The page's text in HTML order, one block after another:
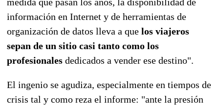
información en Internet y de herramientas de
organización de datos lleva a que los viajeros
sepan de un sitio casi tanto como los
profesionales dedicados a vender ese destino".
El ingenio se agudiza, especialmente en tiempos de
crisis tal y como reza el informe: "ante la presión